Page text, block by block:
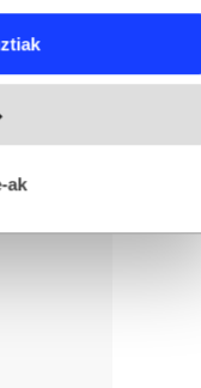
section
eta zerbitzuak
ak